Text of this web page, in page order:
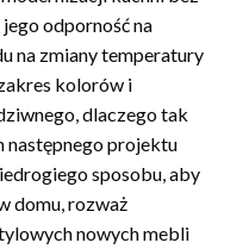
odporność na
na zmiany temperatury
kolorów i
dlaczego tak
następnego projektu
sposobu, aby
domu, rozważ
nowych mebli